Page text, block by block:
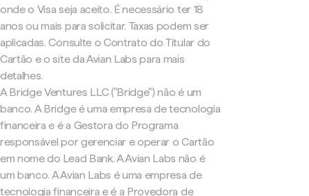
onde o Visa seja aceito. É necessário ter 18
anos ou mais para solicitar. Taxas podem ser
aplicadas. Consulte o Contrato do Titular do
Cartão e o site da Avian Labs para mais
detalhes.
A Bridge Ventures LLC ("Bridge") não é um
banco. A Bridge é uma empresa de tecnologia
financeira e é a Gestora do Programa
responsável por gerenciar e operar o Cartão
em nome do Lead Bank. A Avian Labs não é
um banco. A Avian Labs é uma empresa de
tecnologia financeira e é a Provedora de